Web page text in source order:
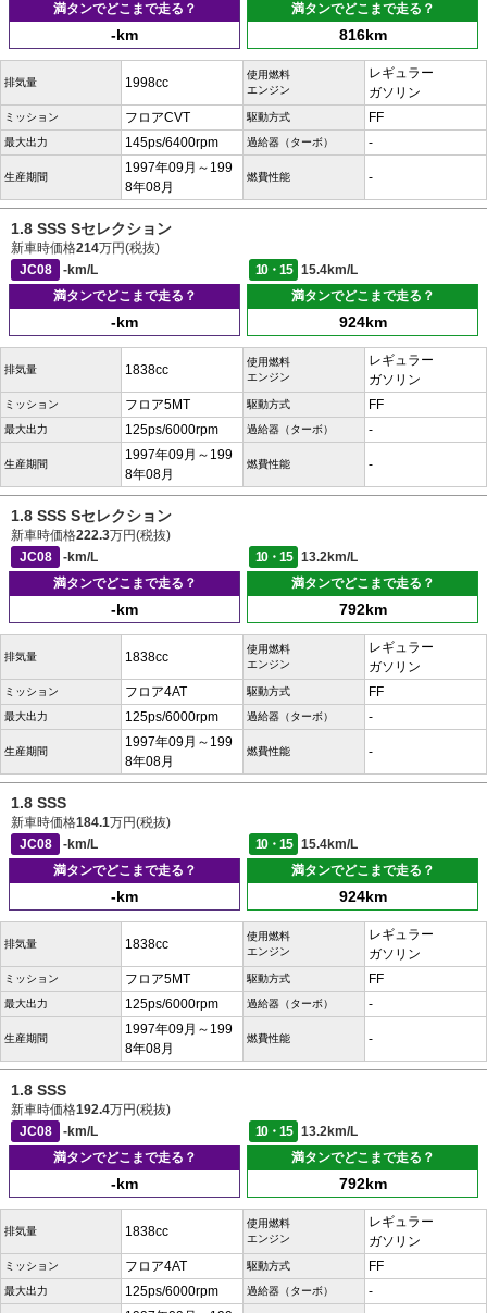
満タンでどこまで走る？
-km
満タンでどこまで走る？
816km
排気量 1998cc
使用燃料
エンジン
レギュラー
ガソリン
ミッション フロアCVT 駆動方式 FF
最大出力 145ps/6400rpm 過給器（ターボ） -
生産期間
1997年09月～199
8年08月
燃費性能 -
1.8 SSS Sセレクション
新車時価格214万円(税抜)
JC08
-km/L 10・15
15.4km/L
満タンでどこまで走る？
-km
満タンでどこまで走る？
924km
排気量 1838cc
使用燃料
エンジン
レギュラー
ガソリン
ミッション フロア5MT 駆動方式 FF
最大出力 125ps/6000rpm 過給器（ターボ） -
生産期間
1997年09月～199
8年08月
燃費性能 -
1.8 SSS Sセレクション
新車時価格222.3万円(税抜)
JC08
-km/L 10・15
13.2km/L
満タンでどこまで走る？
-km
満タンでどこまで走る？
792km
排気量 1838cc
使用燃料
エンジン
レギュラー
ガソリン
ミッション フロア4AT 駆動方式 FF
最大出力 125ps/6000rpm 過給器（ターボ） -
生産期間
1997年09月～199
8年08月
燃費性能 -
1.8 SSS
新車時価格184.1万円(税抜)
JC08
-km/L 10・15
15.4km/L
満タンでどこまで走る？
-km
満タンでどこまで走る？
924km
排気量 1838cc
使用燃料
エンジン
レギュラー
ガソリン
ミッション フロア5MT 駆動方式 FF
最大出力 125ps/6000rpm 過給器（ターボ） -
生産期間
1997年09月～199
8年08月
燃費性能 -
1.8 SSS
新車時価格192.4万円(税抜)
JC08
-km/L 10・15
13.2km/L
満タンでどこまで走る？
-km
満タンでどこまで走る？
792km
排気量 1838cc
使用燃料
エンジン
レギュラー
ガソリン
ミッション フロア4AT 駆動方式 FF
最大出力 125ps/6000rpm 過給器（ターボ）
-